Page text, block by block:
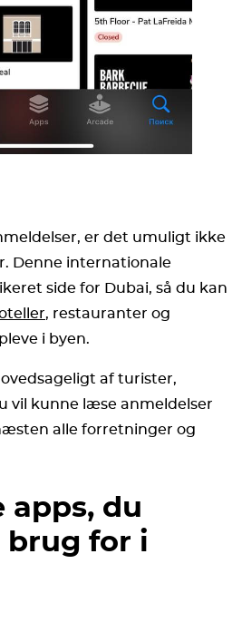
er det umuligt ikke
Denne internationale
side for Dubai, så du kan
, restauranter og
i byen.
af turister,
vil kunne læse anmeldelser
alle forretninger og
apps, du
brug for i